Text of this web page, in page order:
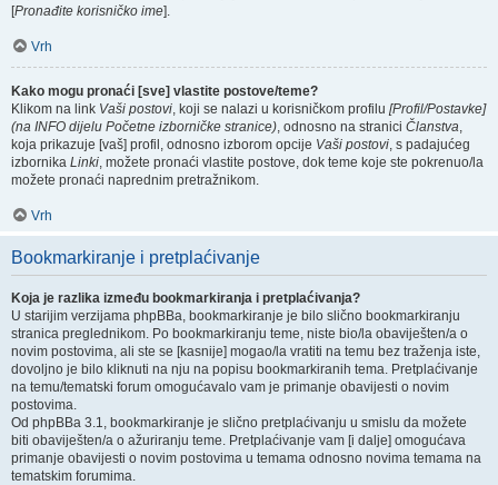
[Pronađite korisničko ime].
Vrh
Kako mogu pronaći [sve] vlastite postove/teme?
Klikom na link Vaši postovi, koji se nalazi u korisničkom profilu [Profil/Postavke]
(na INFO dijelu Početne izborničke stranice), odnosno na stranici Članstva,
koja prikazuje [vaš] profil, odnosno izborom opcije Vaši postovi, s padajućeg
izbornika Linki, možete pronaći vlastite postove, dok teme koje ste pokrenuo/la
možete pronaći naprednim pretražnikom.
Vrh
Bookmarkiranje i pretplaćivanje
Koja je razlika između bookmarkiranja i pretplaćivanja?
U starijim verzijama phpBBa, bookmarkiranje je bilo slično bookmarkiranju
stranica preglednikom. Po bookmarkiranju teme, niste bio/la obaviješten/a o
novim postovima, ali ste se [kasnije] mogao/la vratiti na temu bez traženja iste,
dovoljno je bilo kliknuti na nju na popisu bookmarkiranih tema. Pretplaćivanje
na temu/tematski forum omogućavalo vam je primanje obavijesti o novim
postovima.
Od phpBBa 3.1, bookmarkiranje je slično pretplaćivanju u smislu da možete
biti obaviješten/a o ažuriranju teme. Pretplaćivanje vam [i dalje] omogućava
primanje obavijesti o novim postovima u temama odnosno novima temama na
tematskim forumima.